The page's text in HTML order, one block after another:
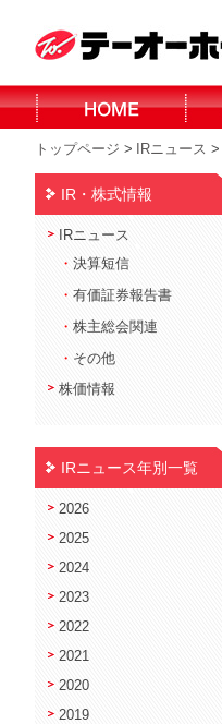
トップページ > IRニュース >
IR・株式情報
IRニュース
・ 決算短信
・ 有価証券報告書
・ 株主総会関連
・ その他
株価情報
IRニュース年別一覧
2026
2025
2024
2023
2022
2021
2020
2019